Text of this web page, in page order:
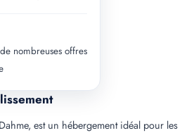
est un hébergement idéal pour les
nombreuses offres